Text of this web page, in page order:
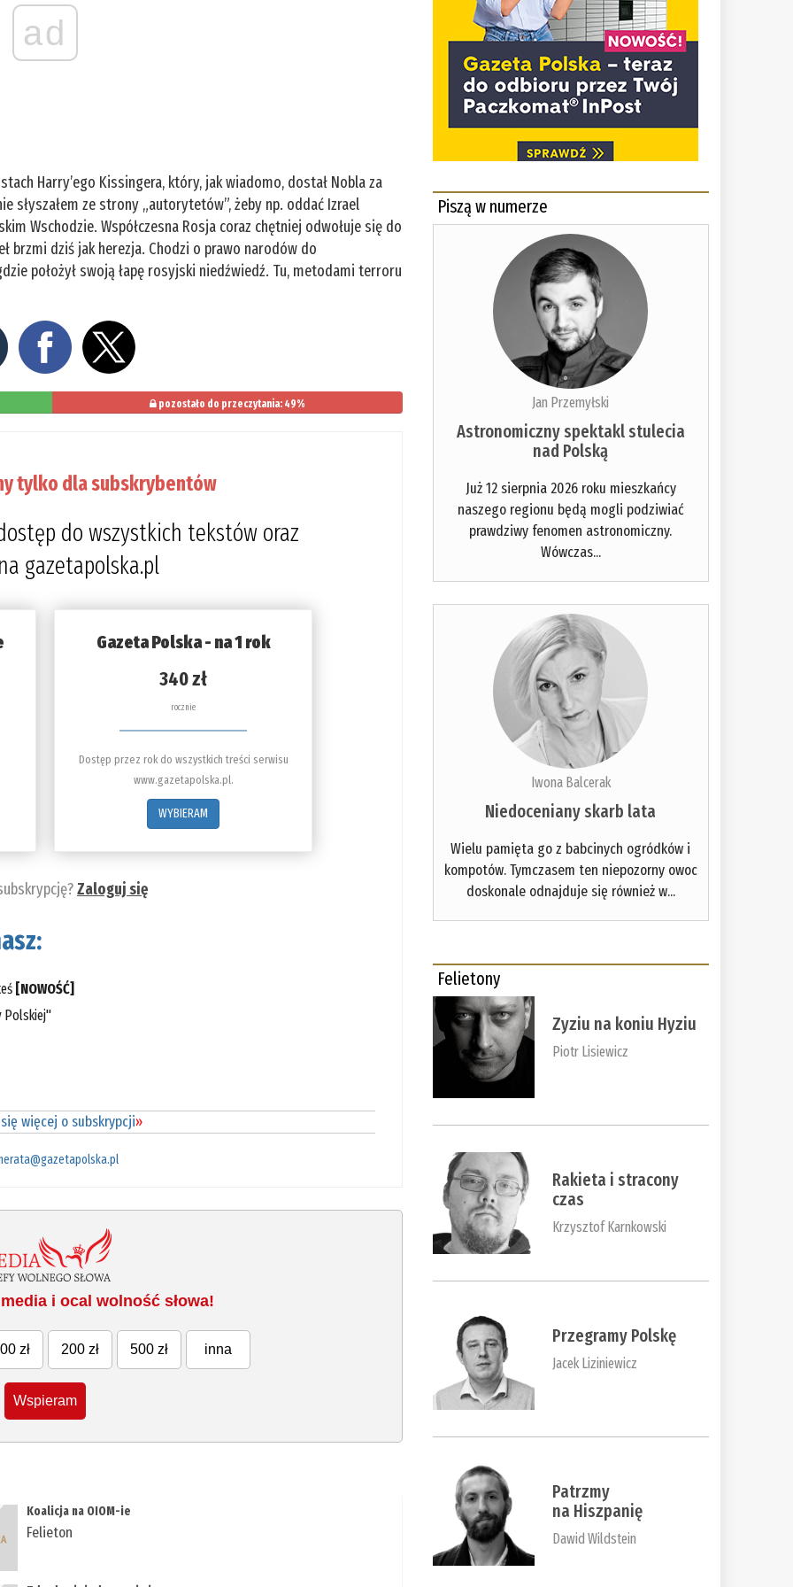
ad
Harry’ego Kissingera, który, jak wiadomo, dostał Nobla za
słyszałem ze strony „autorytetów”, żeby np. oddać Izrael
Wschodzie. Współczesna Rosja coraz chętniej odwołuje się do
brzmi dziś jak herezja. Chodzi o prawo narodów do
położył swoją łapę rosyjski niedźwiedź. Tu, metodami terroru
pozostało do przeczytania: 49%
tylko dla subskrybentów
do wszystkich tekstów oraz
gazetapolska.pl
Gazeta Polska - na 1 rok
340 zł
rocznie
Dostęp przez rok do wszystkich treści serwisu
www.gazetapolska.pl.
WYBIERAM
Zaloguj się
[NOWOŚĆ]
Polskiej"
więcej o subskrypcji»
i ocal wolność słowa!
zł 200 zł 500 zł inna
Wspieram
Koalicja na OIOM-ie
Felieton
Piszą w numerze
Jan Przemyłski
Astronomiczny spektakl stulecia
nad Polską
Już 12 sierpnia 2026 roku mieszkańcy
naszego regionu będą mogli podziwiać
prawdziwy fenomen astronomiczny.
Wówczas...
Iwona Balcerak
Niedoceniany skarb lata
Wielu pamięta go z babcinych ogródków i
kompotów. Tymczasem ten niepozorny owoc
doskonale odnajduje się również w...
Felietony
Zyziu na koniu Hyziu
Piotr Lisiewicz
Rakieta i stracony
czas
Krzysztof Karnkowski
Przegramy Polskę
Jacek Liziniewicz
Patrzmy
na Hiszpanię
Dawid Wildstein